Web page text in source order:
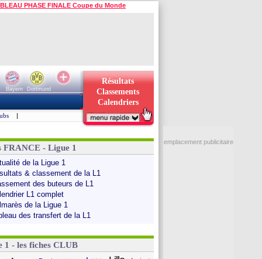
PHASE FINALE Coupe du Monde
Bayern
Dortmund
Résultats
Classements
Calendriers
|
FRANCE - Ligue 1
de la Ligue 1
& classement de la L1
des buteurs de L1
L1 complet
de la Ligue 1
des transfert de la L1
1 - les fiches CLUB
emplacement publicitaire